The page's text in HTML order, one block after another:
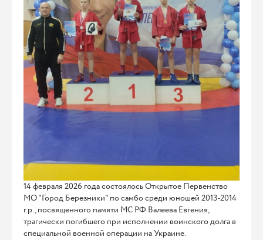
14 февраля 2026 года состоялось Открытое Первенство
МО "Город Березники" по самбо среди юношей 2013-2014
г.р., посвященного памяти МС РФ Валеева Евгения,
трагически погибшего при исполнении воинского долга в
специальной военной операции на Украине.